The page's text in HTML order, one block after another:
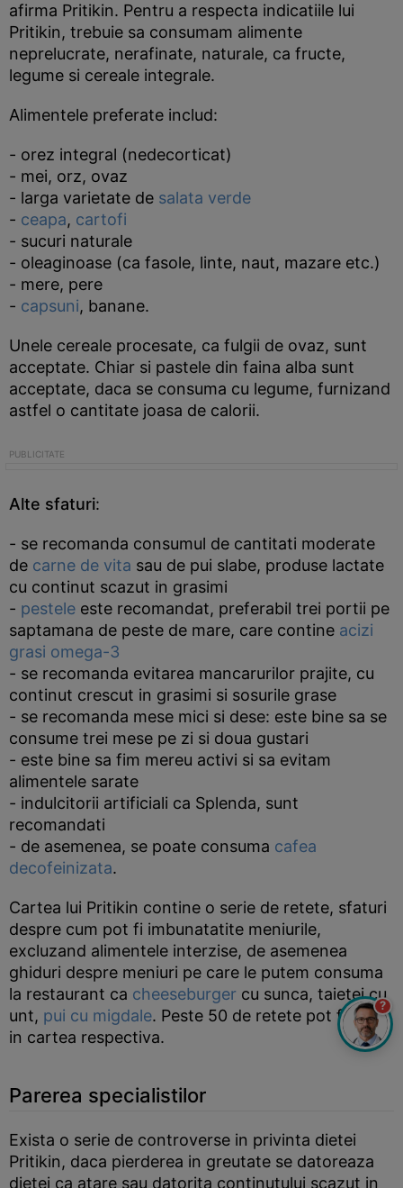
afirma Pritikin. Pentru a respecta indicatiile lui
Pritikin, trebuie sa consumam alimente
neprelucrate, nerafinate, naturale, ca fructe,
legume si cereale integrale.
Alimentele preferate includ:
- orez integral (nedecorticat)
- mei, orz, ovaz
- larga varietate de salata verde
- ceapa, cartofi
- sucuri naturale
- oleaginoase (ca fasole, linte, naut, mazare etc.)
- mere, pere
- capsuni, banane.
Unele cereale procesate, ca fulgii de ovaz, sunt
acceptate. Chiar si pastele din faina alba sunt
acceptate, daca se consuma cu legume, furnizand
astfel o cantitate joasa de calorii.
Alte sfaturi:
- se recomanda consumul de cantitati moderate
de carne de vita sau de pui slabe, produse lactate
cu continut scazut in grasimi
- pestele este recomandat, preferabil trei portii pe
saptamana de peste de mare, care contine acizi
grasi omega-3
- se recomanda evitarea mancarurilor prajite, cu
continut crescut in grasimi si sosurile grase
- se recomanda mese mici si dese: este bine sa se
consume trei mese pe zi si doua gustari
- este bine sa fim mereu activi si sa evitam
alimentele sarate
- indulcitorii artificiali ca Splenda, sunt
recomandati
- de asemenea, se poate consuma cafea
decofeinizata.
Cartea lui Pritikin contine o serie de retete, sfaturi
despre cum pot fi imbunatatite meniurile,
excluzand alimentele interzise, de asemenea
ghiduri despre meniuri pe care le putem consuma
la restaurant ca cheeseburger cu sunca, taietei cu
unt, pui cu migdale. Peste 50 de retete pot fi citite
in cartea respectiva.
Parerea specialistilor
Exista o serie de controverse in privinta dietei
Pritikin, daca pierderea in greutate se datoreaza
dietei ca atare sau datorita continutului scazut in
?